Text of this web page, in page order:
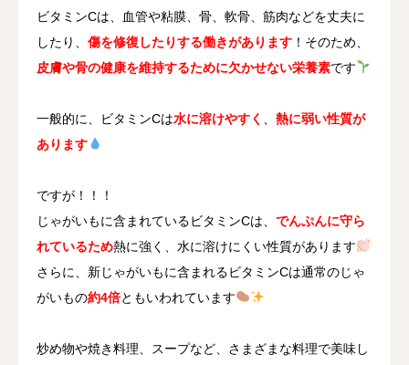
ビタミンCは、血管や粘膜、骨、軟骨、筋肉などを丈夫に
したり、 傷を修復したりする働きがあります ！そのため、
皮膚や骨の健康を維持するために欠かせない栄養素です
一般的に、ビタミンCは水に溶けやすく
熱に弱い性質が
あります
ですが！！！
じゃがいもに含まれているビタミンCは、 でんぷんに守ら
れているため熱に強く、水に溶けにくい性質があります
さらに、新じゃがいもに含まれるビタミンCは通常のじゃ
がいもの約4倍ともいわれています
炒め物や焼き料理、スープなど、さまざまな料理で美味し